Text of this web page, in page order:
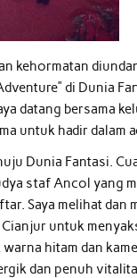
kehormatan
di Dunia
datang bersama
untuk hadir dalam
Dunia Fantasi.
staf Ancol yang
Saya melihat dan
untuk
hitam dan
dan penuh